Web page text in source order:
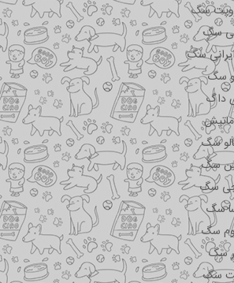
سگ
سگ
سگ
سگ
داگ
سگ
سگ
سگ
سگ
سگ
سگ
سگ